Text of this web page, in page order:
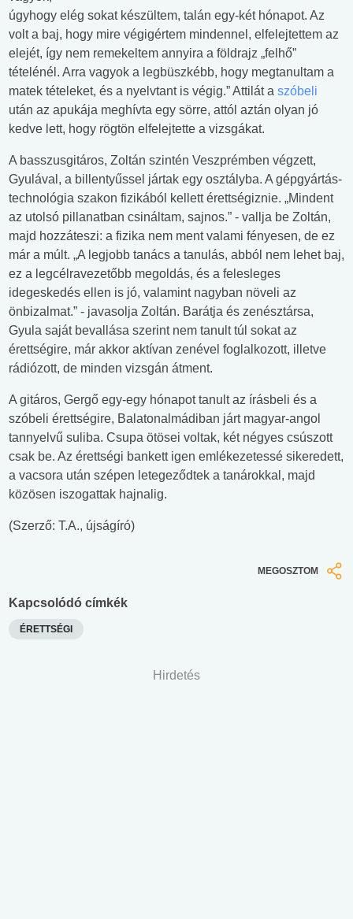
úgyhogy elég sokat készültem, talán egy-két hónapot. Az
volt a baj, hogy mire végigértem mindennel, elfelejtettem az
elejét, így nem remekeltem annyira a földrajz „felhő”
tételénél. Arra vagyok a legbüszkébb, hogy megtanultam a
matek tételeket, és a nyelvtant is végig.” Attilát a szóbeli
után az apukája meghívta egy sörre, attól aztán olyan jó
kedve lett, hogy rögtön elfelejtette a vizsgákat.
A basszusgitáros, Zoltán szintén Veszprémben végzett,
Gyulával, a billentyűssel jártak egy osztályba. A gépgyártás-
technológia szakon fizikából kellett érettségiznie. „Mindent
az utolsó pillanatban csináltam, sajnos.” - vallja be Zoltán,
majd hozzáteszi: a fizika nem ment valami fényesen, de ez
már a múlt. „A legjobb tanács a tanulás, abból nem lehet baj,
ez a legcélravezetőbb megoldás, és a felesleges
idegeskedés ellen is jó, valamint nagyban növeli az
önbizalmat.” - javasolja Zoltán. Barátja és zenésztársa,
Gyula saját bevallása szerint nem tanult túl sokat az
érettségire, már akkor aktívan zenével foglalkozott, illetve
rádiózott, de minden vizsgán átment.
A gitáros, Gergő egy-egy hónapot tanult az írásbeli és a
szóbeli érettségire, Balatonalmádiban járt magyar-angol
tannyelvű suliba. Csupa ötösei voltak, két négyes csúszott
csak be. Az érettségi bankett igen emlékezetessé sikeredett,
a vacsora után szépen letegeződtek a tanárokkal, majd
közösen iszogattak hajnalig.
(Szerző: T.A., újságíró)
MEGOSZTOM
Kapcsolódó címkék
ÉRETTSÉGI
Hirdetés